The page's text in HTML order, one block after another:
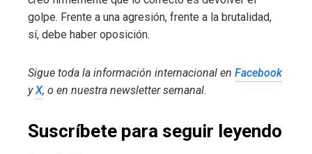
golpe. Frente a una agresión, frente a la brutalidad,
sí, debe haber oposición.
Sigue toda la información internacional en Facebook
yX, o en nuestra newsletter semanal.
Suscríbete para seguir leyendo